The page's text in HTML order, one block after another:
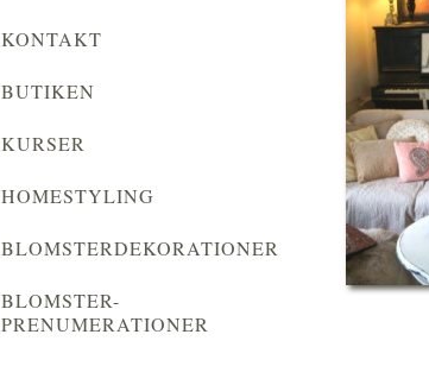
KONTAKT
BUTIKEN
KURSER
HOMESTYLING
BLOMSTERDEKORATIONER
BLOMSTER-
PRENUMERATIONER